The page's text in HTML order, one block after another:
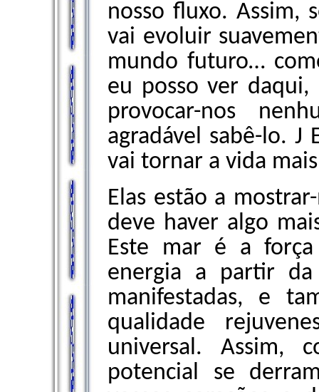
nosso fluxo. Assim,
vai evoluir
mundo futuro…
eu posso ver daqui,
provocar-nos
agradável sabê-lo. J
vai tornar a vida
Elas estão a
deve haver algo
Este mar é a
energia a partir
manifestadas, e
qualidade
universal. Assim,
potencial se